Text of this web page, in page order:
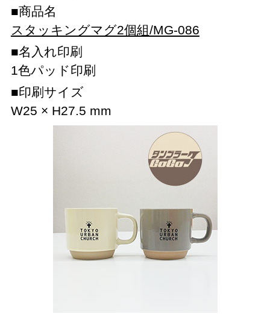
商品名
スタッキングマグ2個組/MG-086
名入れ印刷
1色パッド印刷
印刷サイズ
W25 × H27.5 mm